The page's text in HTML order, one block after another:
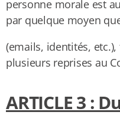
personne morale est
par quelque moyen
(emails, identités,
plusieurs reprises au
ARTICLE 3 :